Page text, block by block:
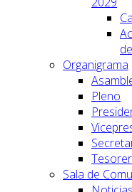
Organigrama
Pleno
Sala de